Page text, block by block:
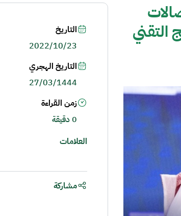
لتمكين المنتج التقني
التاريخ
2022/10/23
التاريخ الهجري
27/03/1444
زمن القراءة
0 دقيقة
العلامات
مشاركة